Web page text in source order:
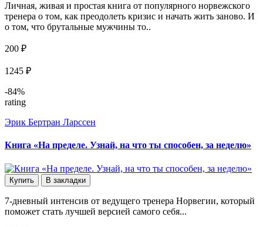
Личная, живая и простая книга от популярного норвежского
тренера о том, как преодолеть кризис и начать жить заново. И
о том, что брутальные мужчины то..
200 ₽
1245 ₽
-84%
rating
Эрик Бертран Ларссен
Книга «На пределе. Узнай, на что ты способен, за неделю»
Купить В закладки
7-дневный интенсив от ведущего тренера Норвегии, который
поможет стать лучшей версией самого себя...